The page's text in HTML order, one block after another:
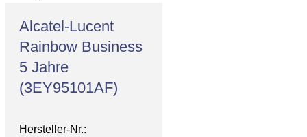
Alcatel-Lucent
Rainbow Business
5 Jahre
(3EY95101AF)
Hersteller-Nr.: